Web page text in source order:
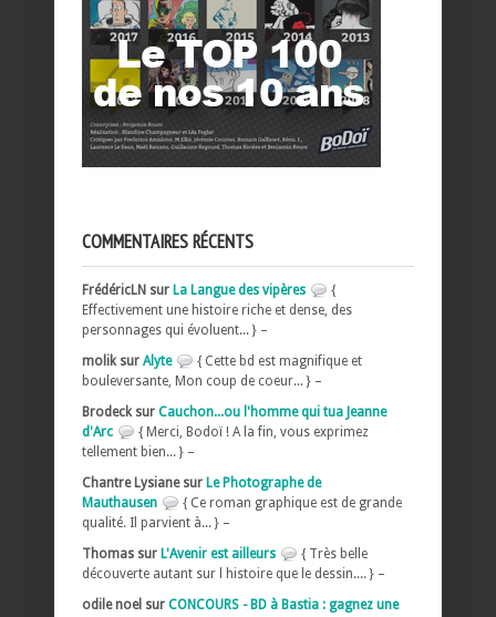
COMMENTAIRES RÉCENTS
FrédéricLN sur La Langue des vipères
{
Effectivement une histoire riche et dense, des
personnages qui évoluent... } –
molik sur Alyte
{ Cette bd est magnifique et
bouleversante, Mon coup de coeur... } –
Brodeck sur Cauchon...ou l'homme qui tua Jeanne
d'Arc
{ Merci, Bodoï ! A la fin, vous exprimez
tellement bien... } –
Chantre Lysiane sur Le Photographe de
Mauthausen
{ Ce roman graphique est de grande
qualité. Il parvient à... } –
Thomas sur L'Avenir est ailleurs
{ Très belle
découverte autant sur l histoire que le dessin.... } –
odile noel sur CONCOURS - BD à Bastia : gagnez une